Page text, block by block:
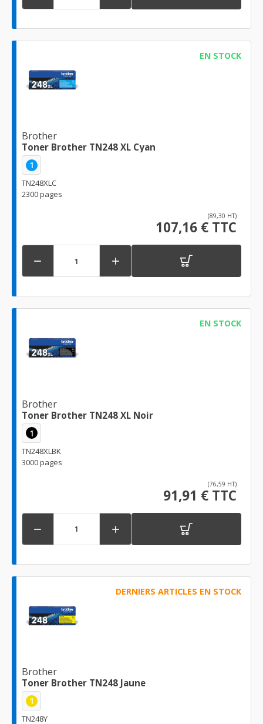
EN STOCK
Brother
Toner Brother TN248 XL Cyan
1
TN248XLC
2300 pages
(89,30 HT)
107,16 € TTC
 
EN STOCK
Brother
Toner Brother TN248 XL Noir
1
TN248XLBK
3000 pages
(76,59 HT)
91,91 € TTC
 
DERNIERS ARTICLES EN STOCK
Brother
Toner Brother TN248 Jaune
1
TN248Y